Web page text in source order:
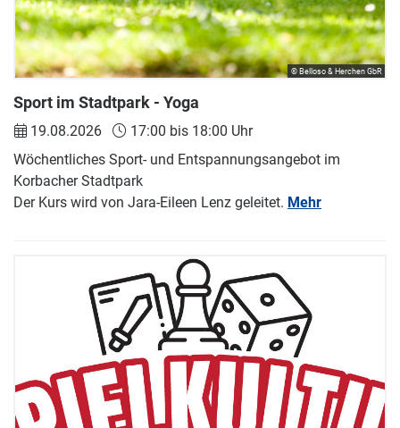
Sport im Stadtpark - Yoga
19.08.2026
17:00 bis 18:00 Uhr
Wöchentliches Sport- und Entspannungsangebot im
Korbacher Stadtpark
Der Kurs wird von Jara-Eileen Lenz geleitet. Mehr
© Belloso & Herchen GbR